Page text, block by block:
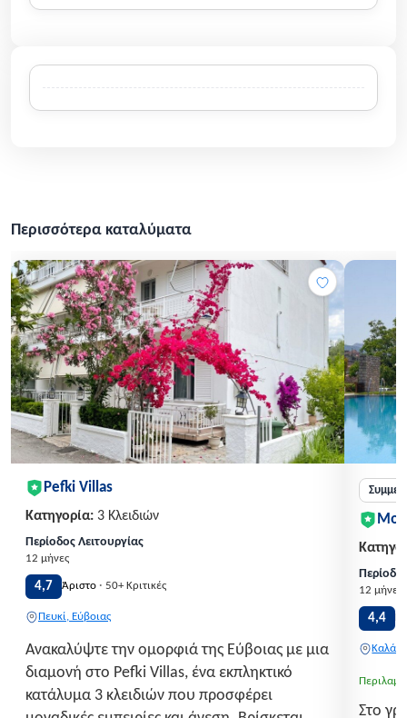
Περισσότερα καταλύματα
Pefki Villas
Κατηγορία: 3 Κλειδιών
Περίοδος Λειτουργίας
12 μήνες
4,7 Άριστο · 50+ Κριτικές
Πευκί, Εύβοιας
Ανακαλύψτε την ομορφιά της Εύβοιας με μια
διαμονή στο Pefki Villas, ένα εκπληκτικό
κατάλυμα 3 κλειδιών που προσφέρει
12 μήνες
4,4
Στο